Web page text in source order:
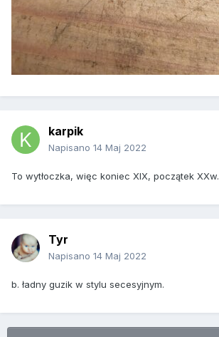
karpik
Napisano 14 Maj 2022
To wytłoczka, więc koniec XIX, początek XXw.
Tyr
Napisano 14 Maj 2022
b. ładny guzik w stylu secesyjnym.